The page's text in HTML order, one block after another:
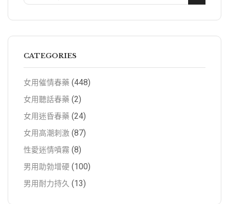
CATEGORIES
女用催情春藥 (448)
女用聽話春藥 (2)
女用迷昏春藥 (24)
女用高潮刺激 (87)
性愛迷情噴霧 (8)
男用助勃增硬 (100)
男用耐力持久 (13)